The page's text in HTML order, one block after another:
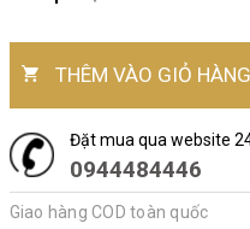
THÊM VÀO GIỎ HÀNG
Đặt mua qua website
0944484446
Giao hàng COD toàn quốc